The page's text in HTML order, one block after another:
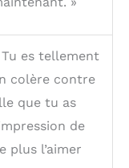
Tu es tellement
colère contre
que tu as
de
plus l’aimer